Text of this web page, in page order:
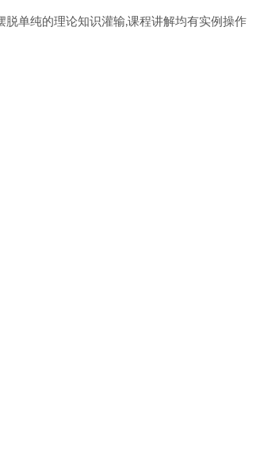
单纯的理论知识灌输,课程讲解均有实例操作